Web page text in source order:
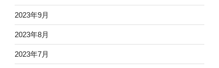
2023年9月
2023年8月
2023年7月